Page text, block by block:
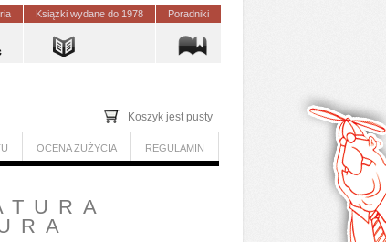
Książki wydane do 1978 Poradniki
Koszyk jest pusty
OCENA ZUŻYCIA REGULAMIN